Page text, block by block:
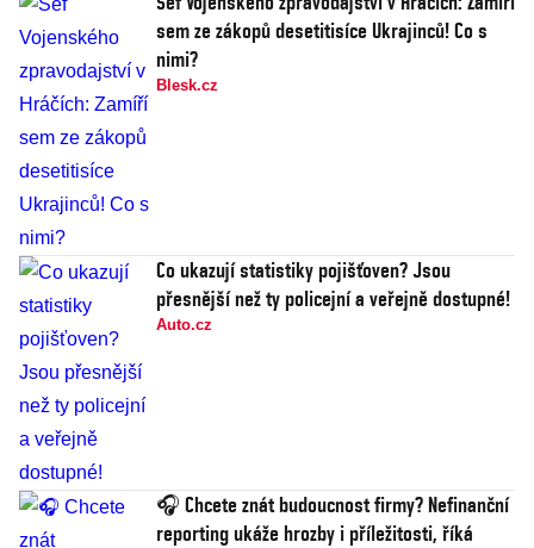
sem ze zákopů desetitisíce Ukrajinců! Co s
nimi?
Blesk.cz
Co ukazují statistiky pojišťoven? Jsou
přesnější než ty policejní a veřejně dostupné!
Auto.cz
🎧 Chcete znát budoucnost firmy? Nefinanční
reporting ukáže hrozby i příležitosti, říká